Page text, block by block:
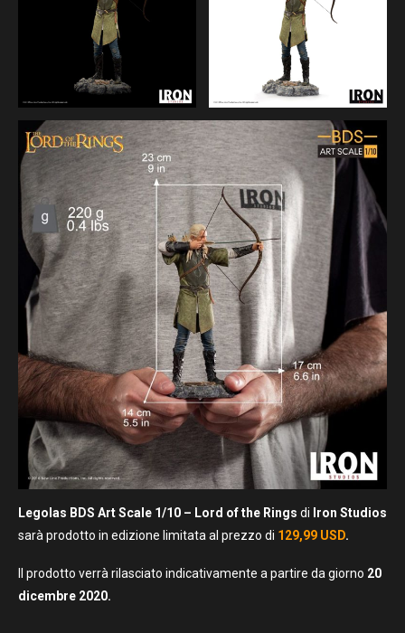
Legolas BDS Art Scale 1/10 – Lord of the Rings di Iron Studios
sarà prodotto in edizione limitata al prezzo di 129,99 USD.
Il prodotto verrà rilasciato indicativamente a partire da giorno 20
dicembre 2020.